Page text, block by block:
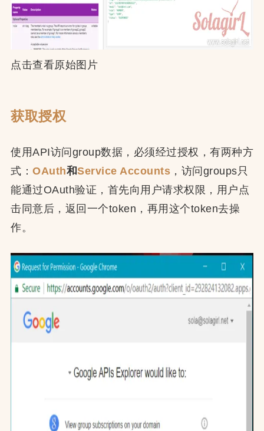
点击查看原始图片
获取授权
使用API访问group数据，必须经过授权，有两种方
式： OAuth和Service Accounts ，访问groups只
能通过OAuth验证，首先向用户请求权限，用户点
击同意后，返回一个token，再用这个token去操
作。